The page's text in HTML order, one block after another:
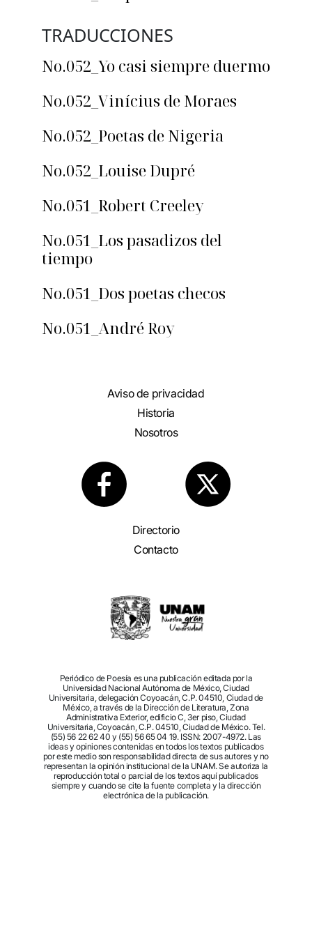
TRADUCCIONES
No.052_Yo casi siempre duermo
No.052_Vinícius de Moraes
No.052_Poetas de Nigeria
No.052_Louise Dupré
No.051_Robert Creeley
No.051_Los pasadizos del
tiempo
No.051_Dos poetas checos
No.051_André Roy
Aviso de privacidad
Historia
Nosotros
Directorio
Contacto
Periódico de Poesía es una publicación editada por la
Universidad Nacional Autónoma de México, Ciudad
Universitaria, delegación Coyoacán, C.P. 04510, Ciudad de
México, a través de la Dirección de Literatura, Zona
Administrativa Exterior, edificio C, 3er piso, Ciudad
Universitaria, Coyoacán, C.P. 04510, Ciudad de México. Tel.
(55) 56 22 62 40 y (55) 56 65 04 19. ISSN: 2007-4972. Las
ideas y opiniones contenidas en todos los textos publicados
por este medio son responsabilidad directa de sus autores y no
representan la opinión institucional de la UNAM. Se autoriza la
reproducción total o parcial de los textos aquí publicados
siempre y cuando se cite la fuente completa y la dirección
electrónica de la publicación.